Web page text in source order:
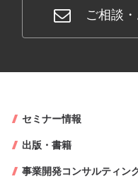
ご相談
セミナー情報
出版・書籍
事業開発コンサルティン